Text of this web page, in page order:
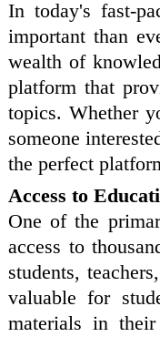
In today's fast-
important than
wealth of
platform that
topics. Whether
someone
the perfect
Access to
One of the
access to
students,
valuable for
materials in